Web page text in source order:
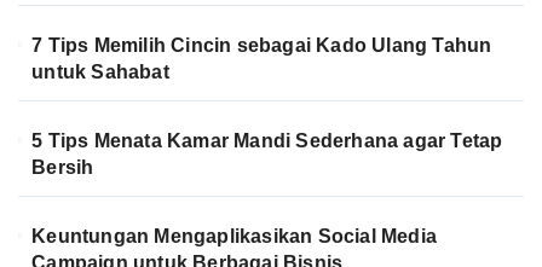
7 Tips Memilih Cincin sebagai Kado Ulang Tahun
untuk Sahabat
5 Tips Menata Kamar Mandi Sederhana agar Tetap
Bersih
Keuntungan Mengaplikasikan Social Media
Campaign untuk Berbagai Bisnis